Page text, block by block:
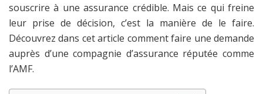
souscrire à une assurance crédible. Mais ce qui freine
leur prise de décision, c’est la manière de le faire.
Découvrez dans cet article comment faire une demande
auprès d’une compagnie d’assurance réputée comme
l’AMF.